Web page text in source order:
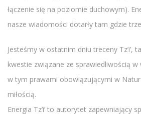
łączenie się na poziomie duchowym).
nasze wiadomości dotarły tam gdzie
Jesteśmy w ostatnim dniu treceny Tz’i’,
kwestie związane ze sprawiedliwością
w tym prawami obowiązującymi w
miłością.
Energia Tz’i’ to autorytet zapewniający